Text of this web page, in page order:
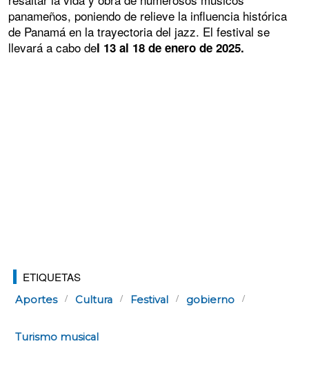
panameños, poniendo de relieve la influencia histórica
de Panamá en la trayectoria del jazz. El festival se
llevará a cabo del 13 al 18 de enero de 2025.
ETIQUETAS
Aportes Cultura Festival gobierno
Turismo musical